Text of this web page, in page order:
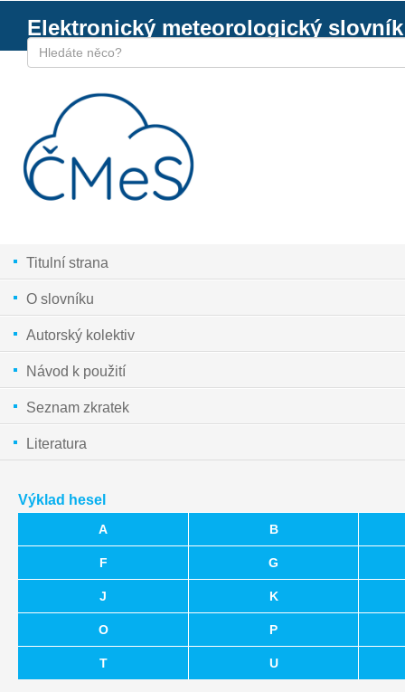
Elektronický meteorologický slovník
Titulní strana
O slovníku
Autorský kolektiv
Návod k použití
Seznam zkratek
Literatura
Výklad hesel
A B
F G
J K
O P
T U